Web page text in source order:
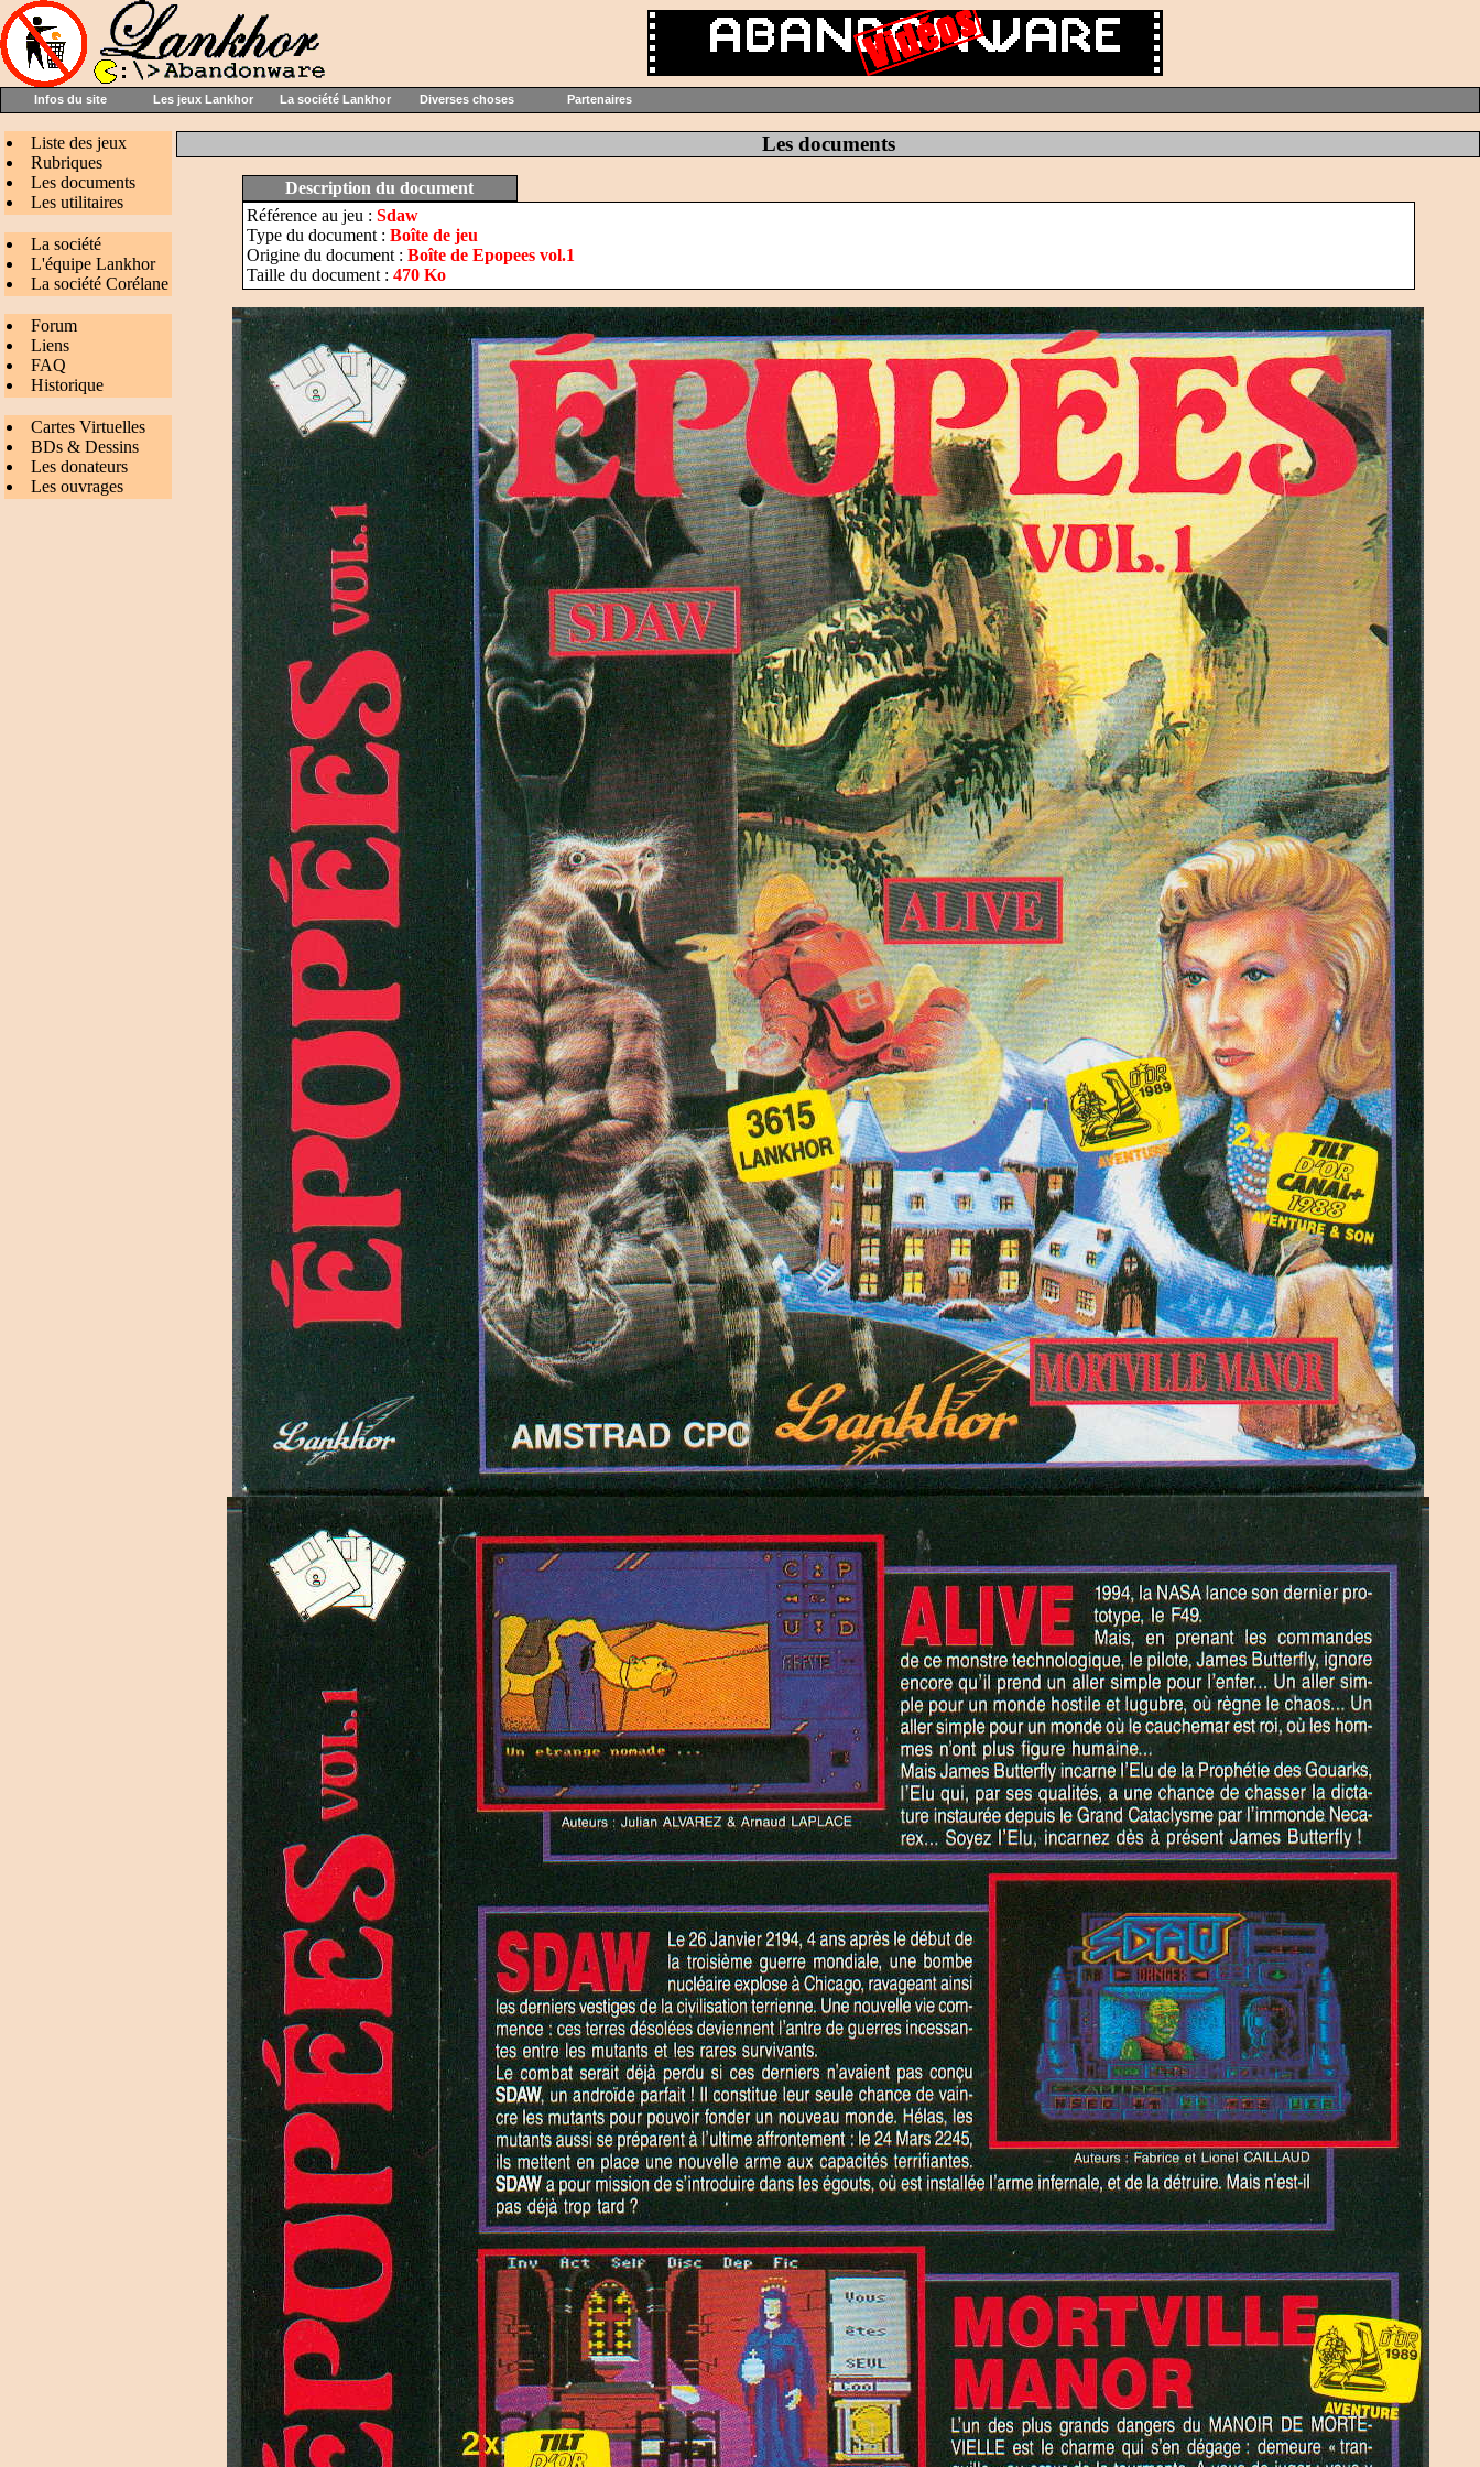
Infos du site Les jeux Lankhor La société Lankhor Diverses choses Partenaires
Liste des jeux
Rubriques
Les documents
Les utilitaires
La société
L'équipe Lankhor
La société Corélane
Forum
Liens
FAQ
Historique
Cartes Virtuelles
BDs & Dessins
Les donateurs
Les ouvrages
Les documents
Description du document
Référence au jeu : Sdaw
Type du document : Boîte de jeu
Origine du document : Boîte de Epopees vol.1
Taille du document : 470 Ko